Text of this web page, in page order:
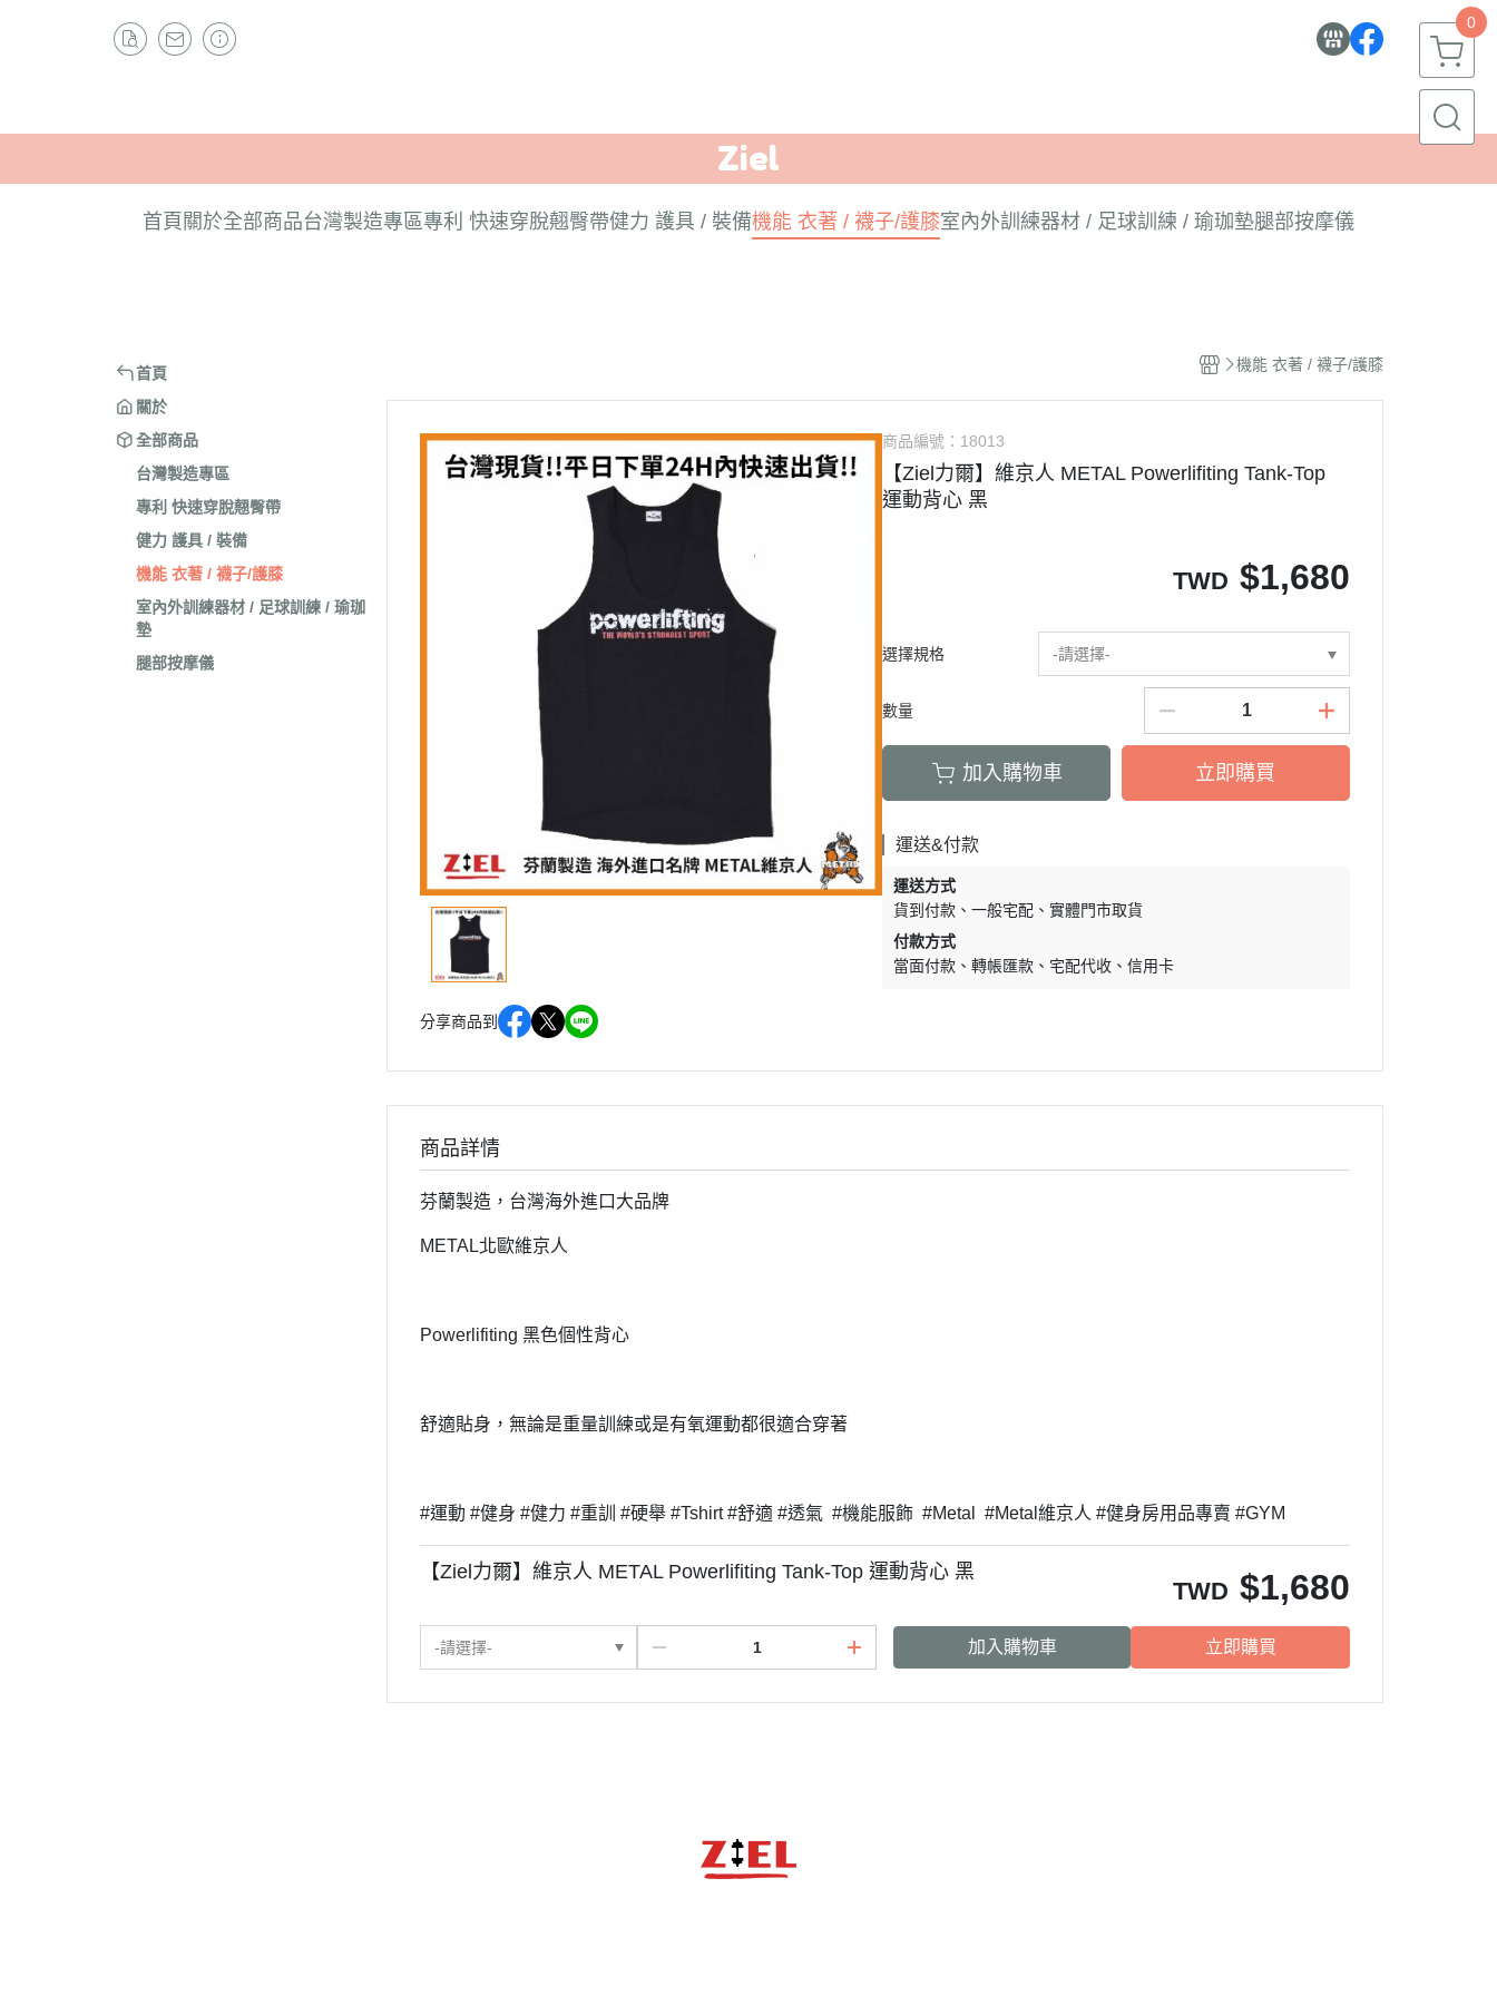
0
Ziel
首頁 關於全部商品台灣製造專區專利 快速穿脫翹臀帶健力 護具 / 裝備機能 衣著 / 襪子/護膝室內外訓練器材 / 足球訓練 / 瑜珈墊腿部按摩儀
首頁
關於
全部商品
台灣製造專區
專利 快速穿脫翹臀帶
健力 護具 / 裝備
機能 衣著 / 襪子/護膝
室內外訓練器材 / 足球訓練 / 瑜珈
墊
腿部按摩儀
機能 衣著 / 襪子/護膝
分享商品到
商品編號： 18013
【Ziel力爾】維京人 METAL Powerlifiting Tank-Top
運動背心 黑
TWD $1,680
選擇規格 -請選擇-
數量
加入購物車 立即購買
運送&付款
運送方式
貨到付款
一般宅配
實體門市取貨
付款方式
當面付款
轉帳匯款 宅配代收 信用卡
商品詳情
芬蘭製造，台灣海外進口大品牌
METAL北歐維京人
Powerlifiting 黑色個性背心
舒適貼身，無論是重量訓練或是有氧運動都很適合穿著
#運動 #健身 #健力 #重訓 #硬舉 #Tshirt #舒適 #透氣 #機能服飾 #Metal #Metal維京人 #健身房用品專賣 #GYM
【Ziel力爾】維京人 METAL Powerlifiting Tank-Top 運動背心 黑
TWD $1,680
-請選擇- 加入購物車 立即購買